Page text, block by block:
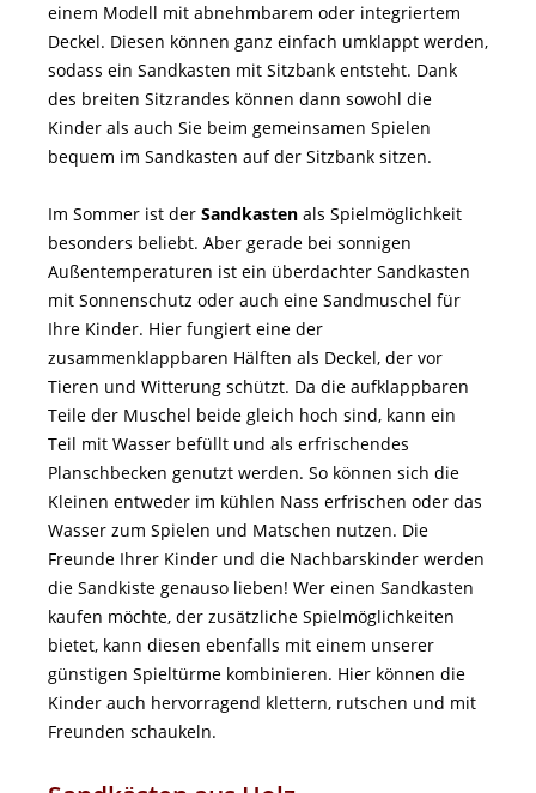
einem Modell mit abnehmbarem oder integriertem
Deckel. Diesen können ganz einfach umklappt werden,
sodass ein Sandkasten mit Sitzbank entsteht. Dank
des breiten Sitzrandes können dann sowohl die
Kinder als auch Sie beim gemeinsamen Spielen
bequem im Sandkasten auf der Sitzbank sitzen.
Im Sommer ist der Sandkasten als Spielmöglichkeit
besonders beliebt. Aber gerade bei sonnigen
Außentemperaturen ist ein überdachter Sandkasten
mit Sonnenschutz oder auch eine Sandmuschel für
Ihre Kinder. Hier fungiert eine der
zusammenklappbaren Hälften als Deckel, der vor
Tieren und Witterung schützt. Da die aufklappbaren
Teile der Muschel beide gleich hoch sind, kann ein
Teil mit Wasser befüllt und als erfrischendes
Planschbecken genutzt werden. So können sich die
Kleinen entweder im kühlen Nass erfrischen oder das
Wasser zum Spielen und Matschen nutzen. Die
Freunde Ihrer Kinder und die Nachbarskinder werden
die Sandkiste genauso lieben! Wer einen Sandkasten
kaufen möchte, der zusätzliche Spielmöglichkeiten
bietet, kann diesen ebenfalls mit einem unserer
günstigen Spieltürme kombinieren. Hier können die
Kinder auch hervorragend klettern, rutschen und mit
Freunden schaukeln.